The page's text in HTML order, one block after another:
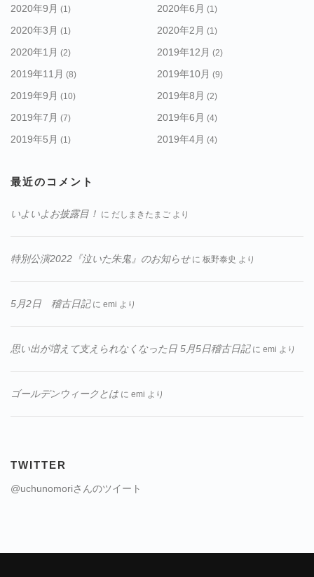
2020年9月 (1) 2020年6月 (1)
2020年3月 (1) 2020年2月 (1)
2020年1月 (2) 2019年12月 (2)
2019年11月 (8) 2019年10月 (9)
2019年9月 (10) 2019年8月 (2)
2019年7月 (7) 2019年6月 (4)
2019年5月 (1) 2019年4月 (4)
最近のコメント
いよいよお披露目！ に だしまきたまご より
特別公演2022『泣いた朱鬼』のお知らせに 板野泰史 より
5月2日 稽古日記に emi より
思い出が増えて支えられなくなった日 5月5日稽古日記に emi より
ゴールデンウィークとはに emi より
TWITTER
@uchunomoriさんのツイート